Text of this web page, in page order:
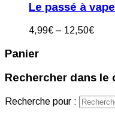
Le passé à
4,99€ – 12,50€
Panier
Rechercher dans le
Recherche pour :